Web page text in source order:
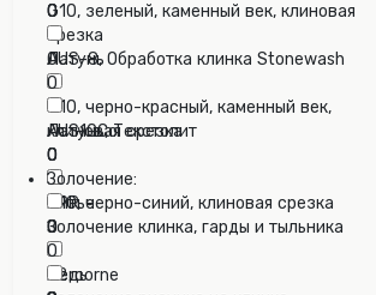
0
AUS-8, Обработка клинка Stonewash
0
AUS10Co
0
CPR
0
D2
G10, зеленый, каменный век, клиновая
срезка
0
G10, черно-красный, каменный век,
клиновая срезка
0
G10, черно-синий, клиновая срезка
0
Mercorne
0
Латунь
0
Латунь, Текстолит
0
Литье
0
Медь
Золочение:
Золочение клинка, гарды и тыльника
0